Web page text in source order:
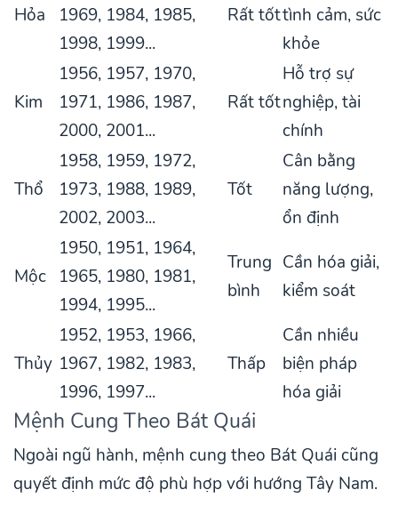
Hỏa
1969, 1984, 1985,
1998, 1999...
Rất tốttình cảm, sức
khỏe
Kim
1956, 1957, 1970,
1971, 1986, 1987,
2000, 2001...
Rất tốt
Hỗ trợ sự
nghiệp, tài
chính
Thổ
1958, 1959, 1972,
1973, 1988, 1989,
2002, 2003...
Tốt
Cân bằng
năng lượng,
ổn định
Mộc
1950, 1951, 1964,
1965, 1980, 1981,
1994, 1995...
Trung
bình
Cần hóa giải,
kiểm soát
Thủy
1952, 1953, 1966,
1967, 1982, 1983,
1996, 1997...
Thấp
Cần nhiều
biện pháp
hóa giải
Mệnh Cung Theo Bát Quái
Ngoài ngũ hành, mệnh cung theo Bát Quái cũng
quyết định mức độ phù hợp với hướng Tây Nam.